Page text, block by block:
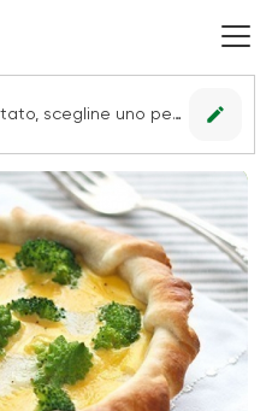
Nessun punto vendita impostato, scegline uno per vedere le offerte. edit